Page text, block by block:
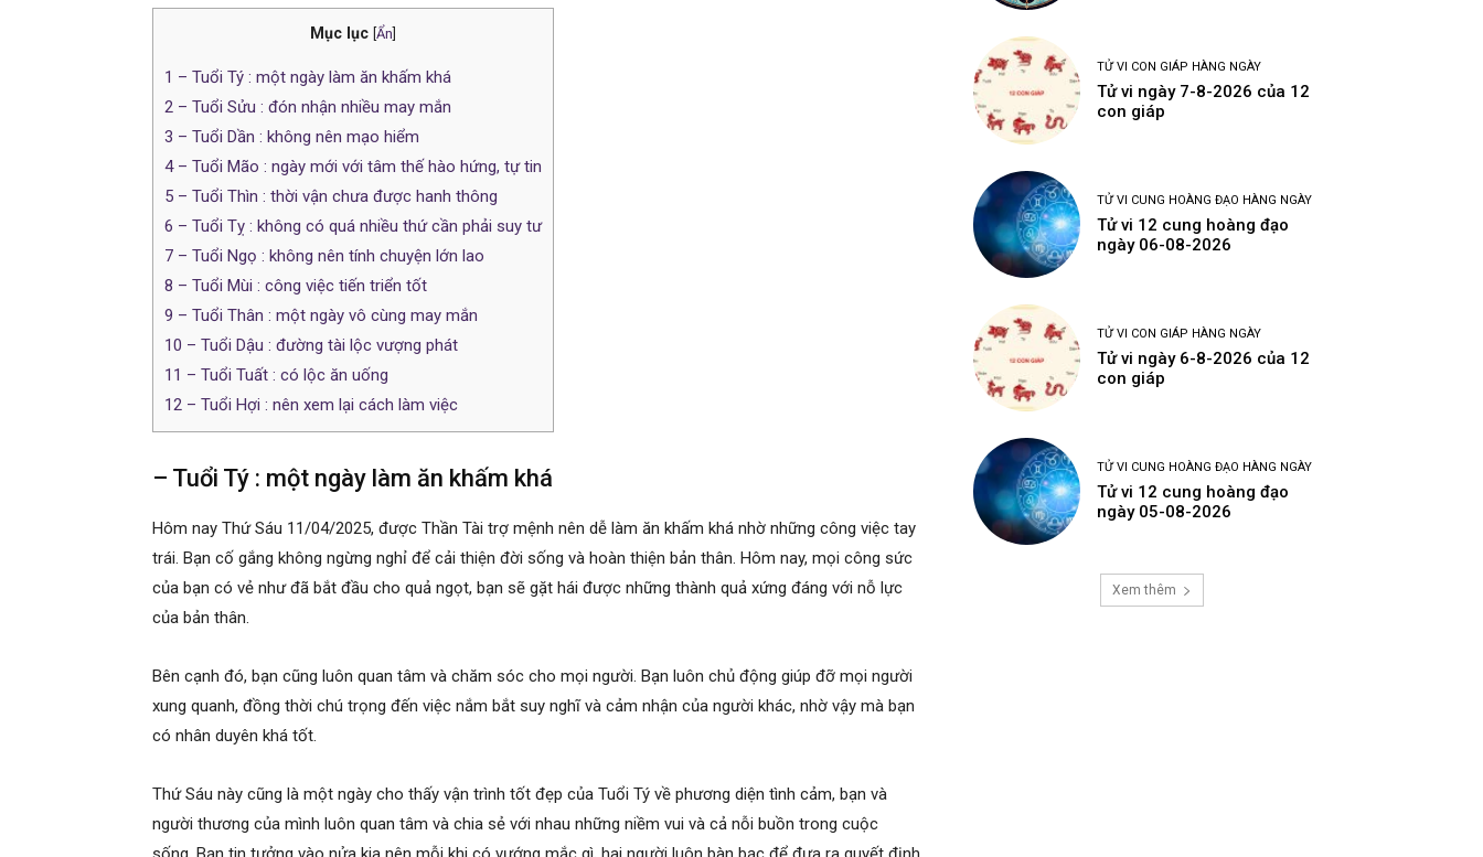
Mục lục Ẩn
1 – Tuổi Tý : một ngày làm ăn khấm khá
2 – Tuổi Sửu : đón nhận nhiều may mắn
3 – Tuổi Dần : không nên mạo hiểm
4– Tuổi Mão : ngày mới với tâm thế hào hứng, tự tin
5 – Tuổi Thìn : thời vận chưa được hanh thông
6 – Tuổi Tỵ : không có quá nhiều thứ cần phải suy tư
7 – Tuổi Ngọ : không nên tính chuyện lớn lao
8 – Tuổi Mùi : công việc tiến triển tốt
9 – Tuổi Thân : một ngày vô cùng may mắn
10 – Tuổi Dậu : đường tài lộc vượng phát
11 – Tuổi Tuất : có lộc ăn uống
12 – Tuổi Hợi : nên xem lại cách làm việc
– Tuổi Tý : một ngày làm ăn khấm khá
Hôm nay Thứ Sáu 11/04/2025, được Thần Tài trợ mệnh nên dễ làm ăn khấm khá nhờ những công việc tay
trái. Bạn cố gắng không ngừng nghỉ để cải thiện đời sống và hoàn thiện bản thân. Hôm nay, mọi công sức
của bạn có vẻ như đã bắt đầu cho quả ngọt, bạn sẽ gặt hái được những thành quả xứng đáng với nỗ lực
của bản thân.
Bên cạnh đó, bạn cũng luôn quan tâm và chăm sóc cho mọi người. Bạn luôn chủ động giúp đỡ mọi người
xung quanh, đồng thời chú trọng đến việc nắm bắt suy nghĩ và cảm nhận của người khác, nhờ vậy mà bạn
có nhân duyên khá tốt.
Thứ Sáu này cũng là một ngày cho thấy vận trình tốt đẹp của Tuổi Tý về phương diện tình cảm, bạn và
người thương của mình luôn quan tâm và chia sẻ với nhau những niềm vui và cả nỗi buồn trong cuộc
TỬ VI CON GIÁP HÀNG NGÀY
Tử vi ngày 7-8-2026 của 12
con giáp
TỬ VI CUNG HOÀNG ĐẠO HÀNG NGÀY
Tử vi 12 cung hoàng đạo
ngày 06-08-2026
TỬ VI CON GIÁP HÀNG NGÀY
Tử vi ngày 6-8-2026 của 12
con giáp
TỬ VI CUNG HOÀNG ĐẠO HÀNG NGÀY
Tử vi 12 cung hoàng đạo
ngày 05-08-2026
Xem thêm